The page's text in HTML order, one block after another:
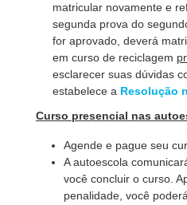
matricular novamente e
segunda prova do
for aprovado, deverá
em curso de reciclagem
esclarecer suas dúvidas
estabelece a Resolução
Curso presencial nas
Agende e pague seu
A autoescola
você concluir o curso.
penalidade, você